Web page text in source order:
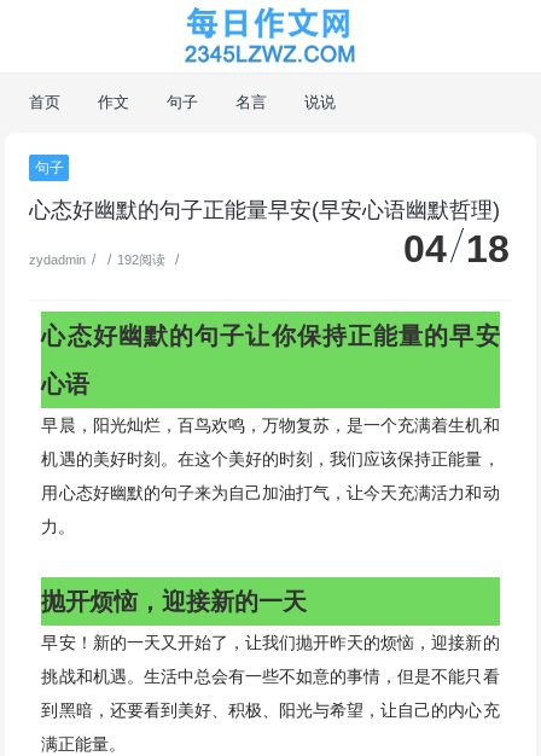
首页 作文 句子 名言 说说
句子
心态好幽默的句子正能量早安(早安心语幽默哲理)
zydadmin / / 192阅读 / 04 18
心态好幽默的句子让你保持正能量的早安
心语
早晨，阳光灿烂，百鸟欢鸣，万物复苏，是一个充满着生机和
机遇的美好时刻。在这个美好的时刻，我们应该保持正能量，
用心态好幽默的句子来为自己加油打气，让今天充满活力和动
力。
抛开烦恼，迎接新的一天
早安！新的一天又开始了，让我们抛开昨天的烦恼，迎接新的
挑战和机遇。生活中总会有一些不如意的事情，但是不能只看
到黑暗，还要看到美好、积极、阳光与希望，让自己的内心充
满正能量。